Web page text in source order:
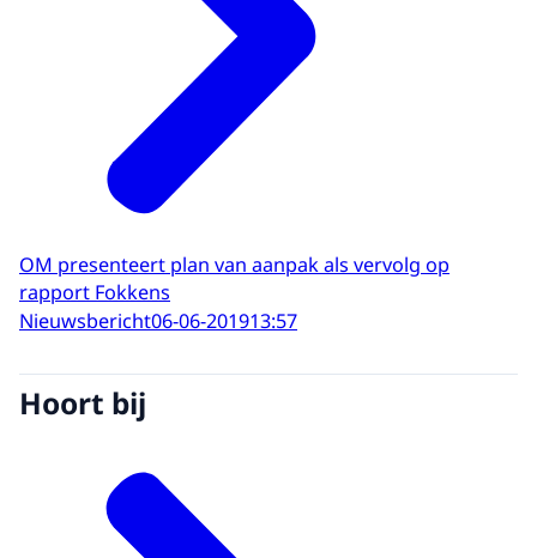
OM presenteert plan van aanpak als vervolg op
rapport Fokkens
Nieuwsbericht06-06-201913:57
Hoort bij